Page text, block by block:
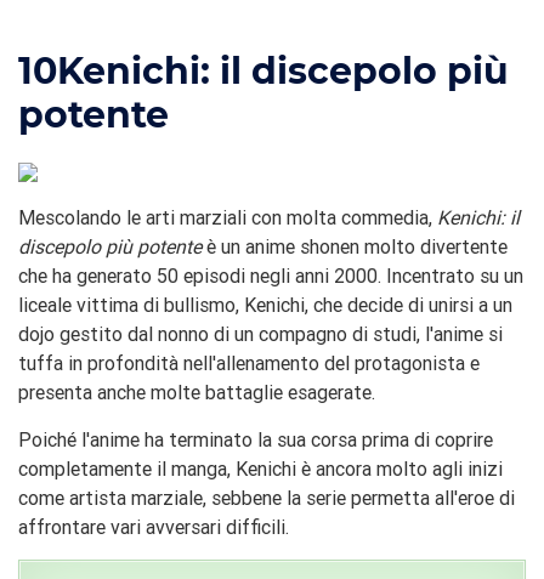
10Kenichi: il discepolo più
potente
Mescolando le arti marziali con molta commedia, Kenichi: il
discepolo più potenteè un anime shonen molto divertente
che ha generato 50 episodi negli anni 2000. Incentrato su un
liceale vittima di bullismo, Kenichi, che decide di unirsi a un
dojo gestito dal nonno di un compagno di studi, l'anime si
tuffa in profondità nell'allenamento del protagonista e
presenta anche molte battaglie esagerate.
Poiché l'anime ha terminato la sua corsa prima di coprire
completamente il manga, Kenichi è ancora molto agli inizi
come artista marziale, sebbene la serie permetta all'eroe di
affrontare vari avversari difficili.